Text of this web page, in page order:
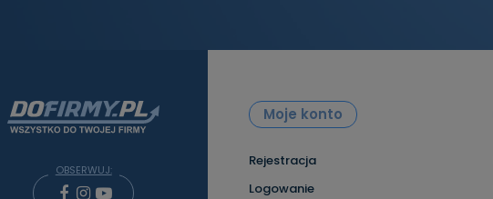
Moje konto
Rejestracja
Logowanie
OBSERWUJ: